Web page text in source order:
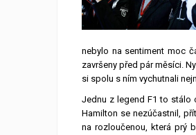
nebylo na sentiment moc
završeny před pár měsíci.
si spolu s ním vychutnali
Jednu z legend F1 to stálo
Hamilton se nezúčastnil,
na rozloučenou, která prý